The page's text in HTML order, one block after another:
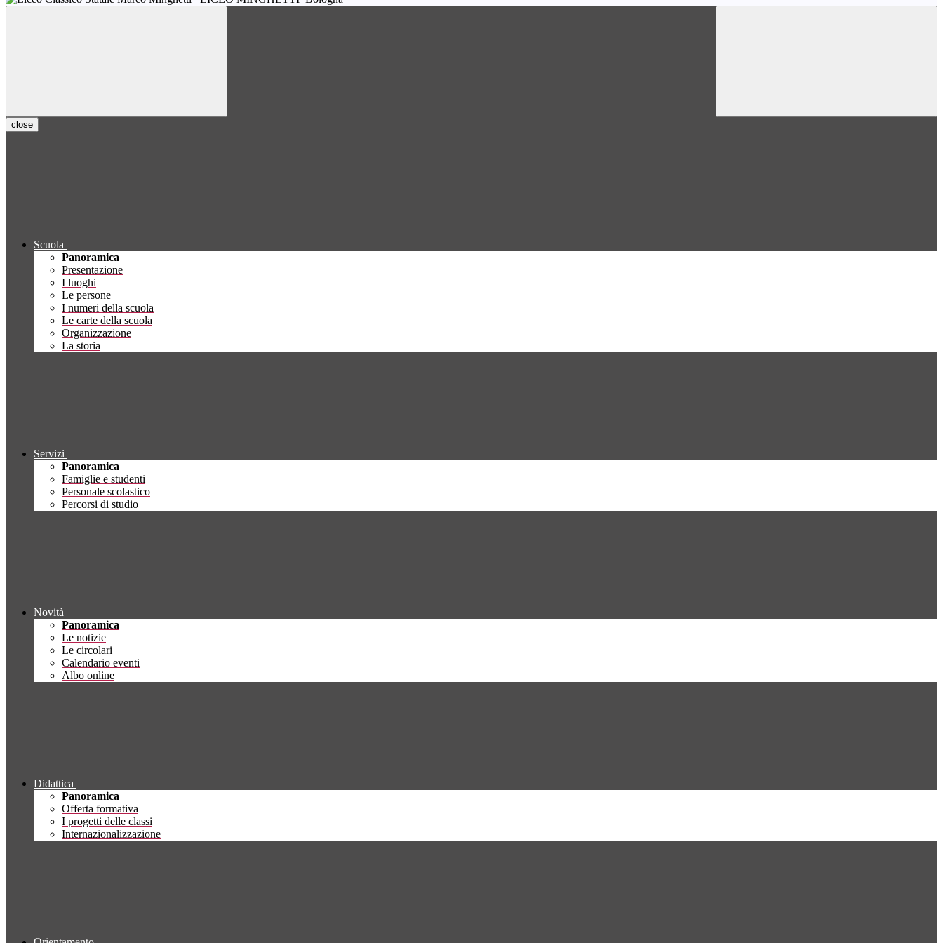
close
Scuola
Panoramica
Presentazione
I luoghi
Le persone
I numeri della scuola
Le carte della scuola
Organizzazione
La storia
Servizi
Panoramica
Famiglie e studenti
Personale scolastico
Percorsi di studio
Novità
Panoramica
Le notizie
Le circolari
Calendario eventi
Albo online
Didattica
Panoramica
Offerta formativa
I progetti delle classi
Internazionalizzazione